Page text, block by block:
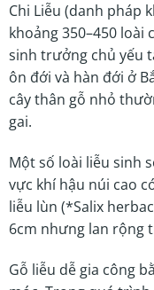
Chi Liễu (danh pháp
khoảng 350–450 loài
sinh trưởng chủ yếu
ôn đới và hàn đới ở
cây thân gỗ nhỏ
gai.
Một số loài liễu sinh
vực khí hậu núi cao
liễu lùn (*Salix
6cm nhưng lan rộng
Gỗ liễu dễ gia công